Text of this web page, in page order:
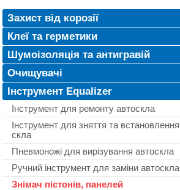
Захист від корозії
Клеї та герметики
Шумоізоляція та антигравій
Очищувачі
Інструмент Equalizer
Інструмент для ремонту автоскла
Інструмент для зняття та встановлення
скла
Пневмоножі для вирізування автоскла
Ручний інструмент для заміни автоскла
Знімач пістонів, панелей